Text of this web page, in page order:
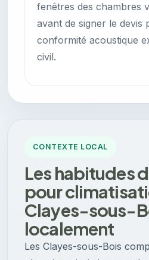
fenêtres des chambres
avant de signer le devis
conformité acoustique
civil.
CONTEXTE LOCAL
Les habitudes
pour
Clayes-sous-
localement
Les Clayes-sous-Bois